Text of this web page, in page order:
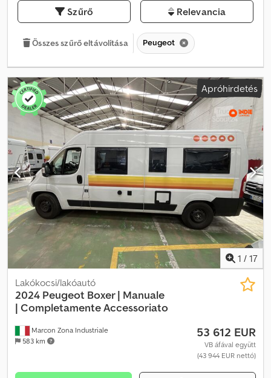
Szűrő Relevancia
Összes szűrő eltávolítása Peugeot
Apróhirdetés
1 / 17
Marcon Zona Industriale
583 km
Lakókocsi/lakóautó
2024 Peugeot Boxer | Manuale
| Completamente Accessoriato
53 612 EUR
VB áfával együtt
(43 944 EUR nettó)